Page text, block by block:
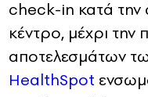
check-in κατά την
κέντρο, μέχρι
αποτελεσμάτων
HealthSpot